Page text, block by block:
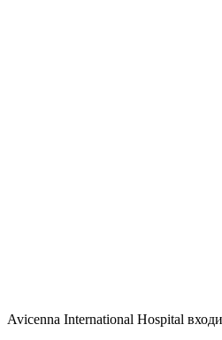
Avicenna International Hospital